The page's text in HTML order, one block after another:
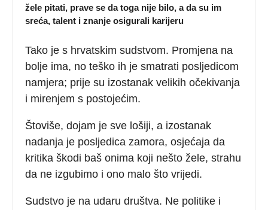
žele pitati, prave se da toga nije bilo, a da su im
sreća, talent i znanje osigurali karijeru
Tako je s hrvatskim sudstvom. Promjena na
bolje ima, no teško ih je smatrati posljedicom
namjera; prije su izostanak velikih očekivanja
i mirenjem s postojećim.
Štoviše, dojam je sve lošiji, a izostanak
nadanja je posljedica zamora, osjećaja da
kritika škodi baš onima koji nešto žele, strahu
da ne izgubimo i ono malo što vrijedi.
Sudstvo je na udaru društva. Ne politike i